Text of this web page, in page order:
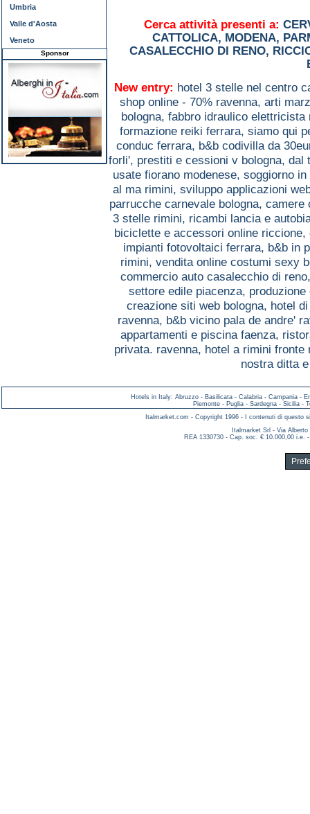
Cerca attività presenti a:
CATTOLICA, MODENA,
CASALECCHIO DI RENO,
New entry: hotel 3 stelle nel centro
shop online - 70% ravenna, arti
bologna, fabbro idraulico
formazione reiki ferrara, siamo qui
conduc ferrara, b&b codivilla da
forli', prestiti e cessioni v bologna, dal
usate fiorano modenese, soggiorno
al ma rimini, sviluppo applicazioni
parrucche carnevale bologna, camere
3 stelle rimini, ricambi lancia e
biciclette e accessori online riccione,
impianti fotovoltaici ferrara, b&b in
rimini, vendita online costumi sexy
commercio auto casalecchio di
settore edile piacenza,
creazione siti web bologna, hotel
ravenna, b&b vicino pala de andre'
appartamenti e piscina faenza,
privata. ravenna, hotel a rimini
nostra ditta
Umbria
Valle d'Aosta
Veneto
Sponsor
Hotels in Italy: Abruzzo - Basilicata - Calabria - Campania -
Piemonte- Puglia- Sardegna- Sicilia-
Italmarket.com - Copyright 1996 - I contenuti di questo
Italmarket Srl - Via
REA 1330730 - Cap. soc. € 10.000,00 i.e.